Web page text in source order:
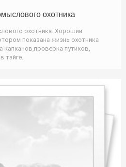
охотника
охотника. Хороший
показана жизнь охотника
путиков,
тайге.